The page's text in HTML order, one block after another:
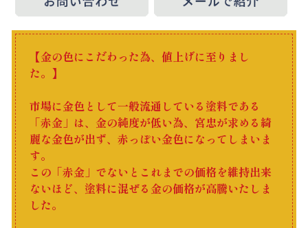
【金の色にこだわった為、値上げに至りまし
た。】
市場に金色として一般流通している塗料である
「赤金」は、金の純度が低い為、宮忠が求める綺
麗な金色が出ず、赤っぽい金色になってしまいま
す。
この「赤金」でないとこれまでの価格を維持出来
ないほど、塗料に混ぜる金の価格が高騰いたしま
した。